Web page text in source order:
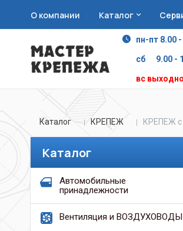
О компании Каталог
пн-пт 8.00
сб 9.00 -
вс
Каталог КРЕПЕЖ КРЕПЕЖ с
Каталог
Автомобильные
принадлежности
Вентиляция и ВОЗДУХОВОДЫ